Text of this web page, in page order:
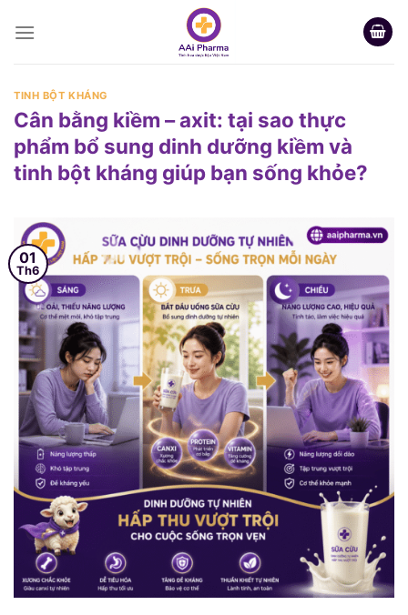
TINH BỘT KHÁNG
Cân bằng kiềm – axit: tại sao thực
phẩm bổ sung dinh dưỡng kiềm và
tinh bột kháng giúp bạn sống khỏe?
01
Th6